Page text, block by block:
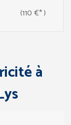
(110 €* )
à